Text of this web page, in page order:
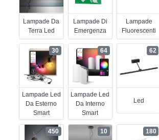
Lampade Da
Terra Led
Lampade Di
Emergenza
Lampade
Fluorescenti
Lampade Led
Da Esterno
Smart
30
Lampade Led
Da Interno
Smart
64
Led
62
450 10 180